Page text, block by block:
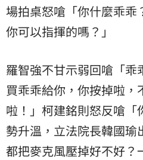
場拍桌怒嗆「你什麼乖乖
你可以指揮的嗎？」
羅智強不甘示弱回嗆「乖
買乖乖給你，你按掉啦，
啦！」柯建銘則怒反嗆「
勢升溫，立法院長韓國
都把麥克風壓掉好不好？